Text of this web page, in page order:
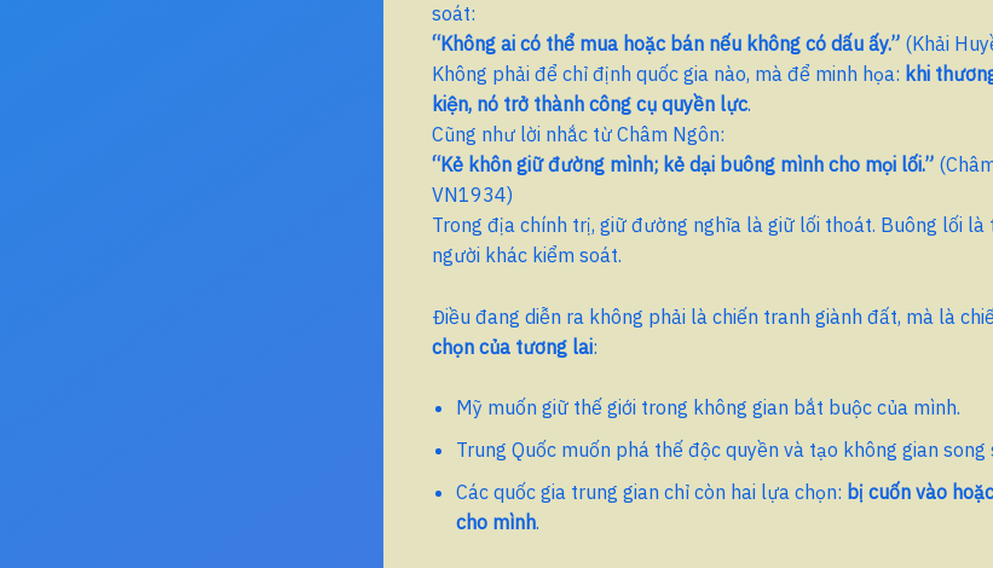
soát:
“Không ai có thể mua hoặc bán nếu không có dấu ấy.” (Khải
Không phải để chỉ định quốc gia nào, mà để minh họa: khi
kiện, nó trở thành công cụ quyền lực.
Cũng như lời nhắc từ Châm Ngôn:
“Kẻ khôn giữ đường mình; kẻ dại buông mình cho mọi lối.”
VN1934)
Trong địa chính trị, giữ đường nghĩa là giữ lối thoát. Buông lối là
người khác kiểm soát.
Điều đang diễn ra không phải là chiến tranh giành đất, mà là
chọn của tương lai:
Mỹ muốn giữ thế giới trong không gian bắt buộc của mình.
Trung Quốc muốn phá thế độc quyền và tạo không gian song
Các quốc gia trung gian chỉ còn hai lựa chọn: bị cuốn vào
cho mình.